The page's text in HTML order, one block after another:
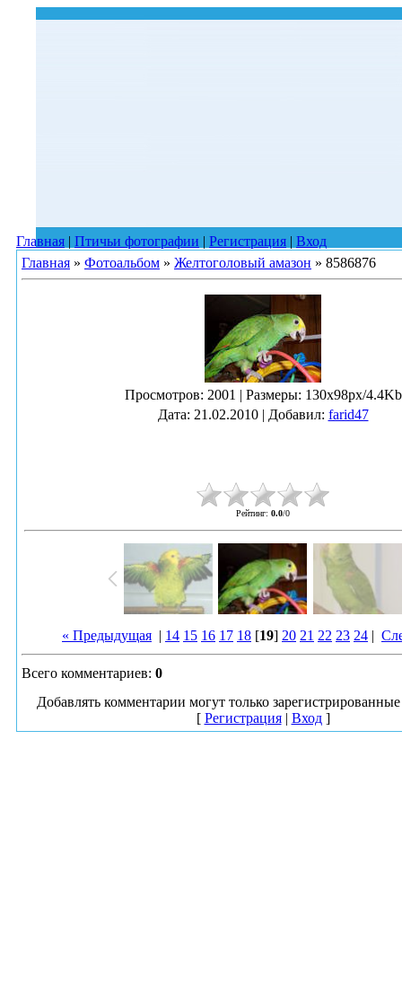
Главная | Птичьи фотографии | Регистрация | Вход
Главная » Фотоальбом » Желтоголовый амазон » 8586876
Просмотров: 2001 | Размеры: 130x98px/4.4Kb
Дата: 21.02.2010 | Добавил: farid47
Рейтинг: 0.0/0
« Предыдущая | 14 15 16 17 18 [19] 20 21 22 23 24 |
Всего комментариев: 0
Добавлять комментарии могут только
[ Регистрация| Вход]